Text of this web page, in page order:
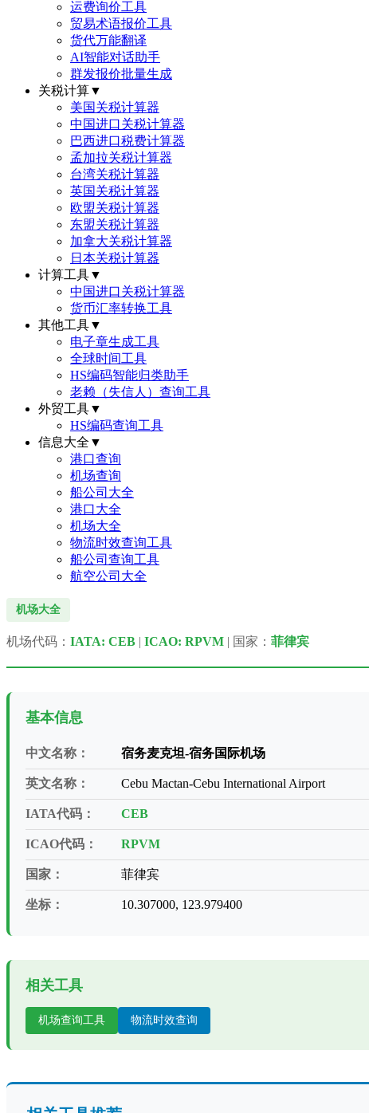
运费询价工具
贸易术语报价工具
货代万能翻译
AI智能对话助手
群发报价批量生成
关税计算▼
美国关税计算器
中国进口关税计算器
巴西进口税费计算器
孟加拉关税计算器
台湾关税计算器
英国关税计算器
欧盟关税计算器
东盟关税计算器
加拿大关税计算器
日本关税计算器
计算工具▼
中国进口关税计算器
货币汇率转换工具
其他工具▼
电子章生成工具
全球时间工具
HS编码智能归类助手
老赖（失信人）查询工具
外贸工具▼
HS编码查询工具
信息大全 ▼
港口查询
机场查询
船公司大全
港口大全
机场大全
物流时效查询工具
船公司查询工具
航空公司大全
机场大全
机场代码： IATA: CEB | ICAO: RPVM | 国家： 菲律宾
基本信息
中文名称： 宿务麦克坦-宿务国际机场
英文名称： Cebu Mactan-Cebu International Airport
IATA代码： CEB
ICAO代码： RPVM
国家： 菲律宾
坐标： 10.307000, 123.979400
相关工具
机场查询工具 物流时效查询